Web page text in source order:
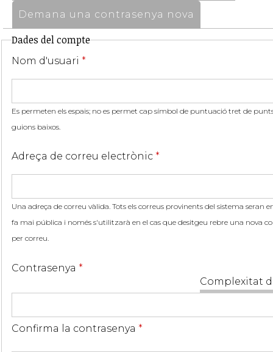
Demana una contrasenya nova
Dades del compte
Nom d'usuari *
Es permeten els espais; no es permet cap símbol de puntuació tret de
guions baixos.
Adreça de correu electrònic *
Una adreça de correu vàlida. Tots els correus provinents del sistema seran
fa mai pública i només s'utilitzarà en el cas que desitgeu rebre una nova
per correu.
Complexitat
Contrasenya *
Confirma la contrasenya *